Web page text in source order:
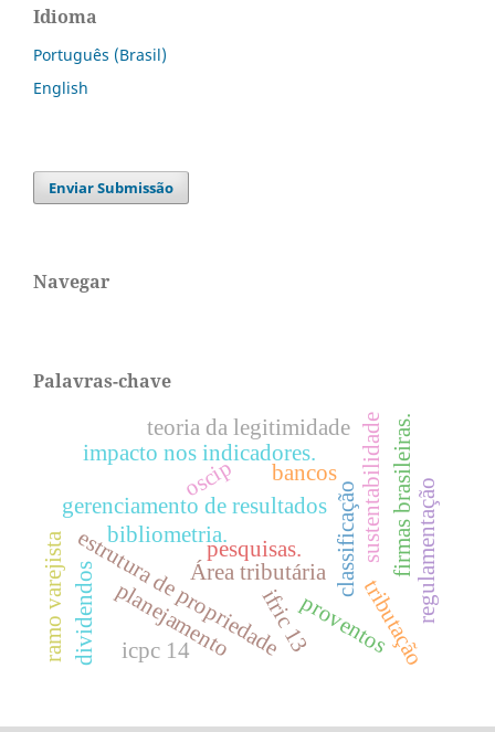
Idioma
Português (Brasil)
English
Enviar Submissão
Navegar
Palavras-chave
classificação
Área tributária
tributação
gerenciamento de resultados
estrutura de propriedade
firmas brasileiras.
bibliometria.
bancos
impacto nos indicadores.
regulamentação
pesquisas.
oscip sustentabilidade
ramo varejista
teoria da legitimidade
ifric 13
planejamento
icpc 14
dividendos proventos